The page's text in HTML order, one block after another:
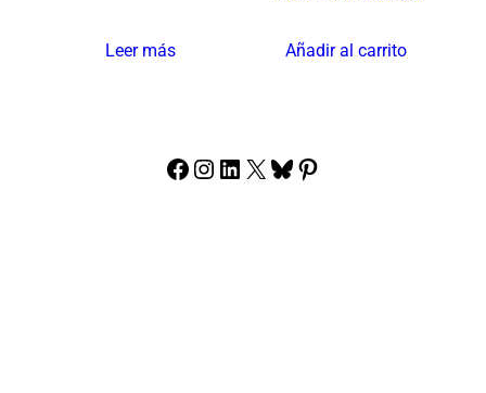
Leer más Añadir al carrito
Facebook
Instagram
LinkedIn
X Bluesky
Pinterest